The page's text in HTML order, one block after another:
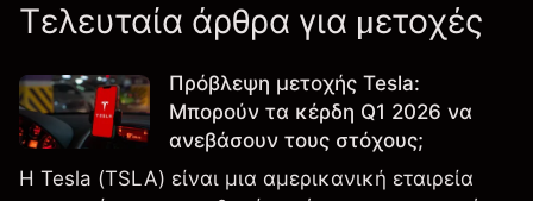
Τελευταία άρθρα για μετοχές
Πρόβλεψη μετοχής Tesla:
Μπορούν τα κέρδη Q1 2026 να
ανεβάσουν τους στόχους;
Η Tesla (TSLA) είναι μια αμερικανική εταιρεία